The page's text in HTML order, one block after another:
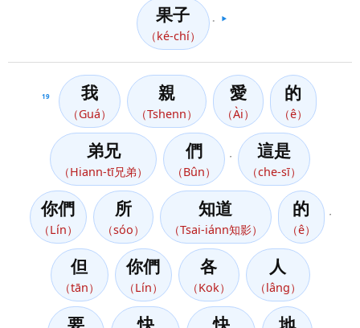
果子
（ké-chí）
▶️
19 我
（Guá）
親
（Tshenn）
愛
（Ài）
的
（ê）
弟兄
（Hiann-tī兄弟）
們
（Bûn）
這是
（che-sī）
你們
（Lín）
所
（sóo）
知道
（Tsai-iánn知影）
的
（ê）
但
（tān）
你們
（Lín）
各
（Kok）
人
（lâng）